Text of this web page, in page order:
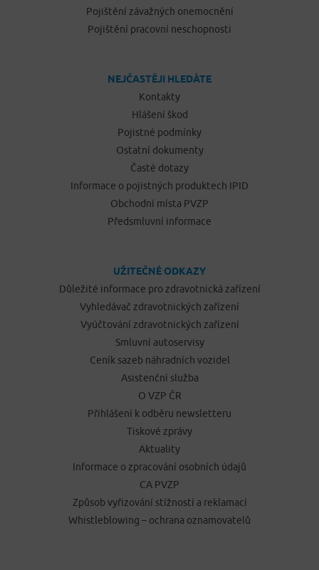
Pojištění závažných onemocnění
Pojištění pracovní neschopnosti
NEJČASTĚJI HLEDÁTE
Kontakty
Hlášení škod
Pojistné podmínky
Ostatní dokumenty
Časté dotazy
Informace o pojistných produktech IPID
Obchodní místa PVZP
Předsmluvní informace
UŽITEČNÉ ODKAZY
Důležité informace pro zdravotnická zařízení
Vyhledávač zdravotnických zařízení
Vyúčtování zdravotnických zařízení
Smluvní autoservisy
Ceník sazeb náhradních vozidel
Asistenční služba
O VZP ČR
Přihlášení k odběru newsletteru
Tiskové zprávy
Aktuality
Informace o zpracování osobních údajů
CA PVZP
Způsob vyřizování stížností a reklamací
Whistleblowing – ochrana oznamovatelů